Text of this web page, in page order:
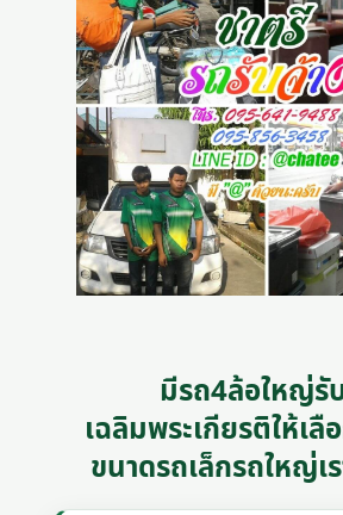
มีรถ4ล้อใหญ่รั
เฉลิมพระเกียรติให้เลื
ขนาดรถเล็กรถใหญ่เ